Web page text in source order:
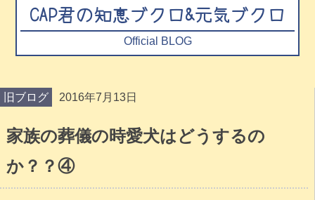
CAP君の知恵ブクロ&元気ブクロ
Official BLOG
旧ブログ 2016年7月13日
家族の葬儀の時愛犬はどうするの
か？？④